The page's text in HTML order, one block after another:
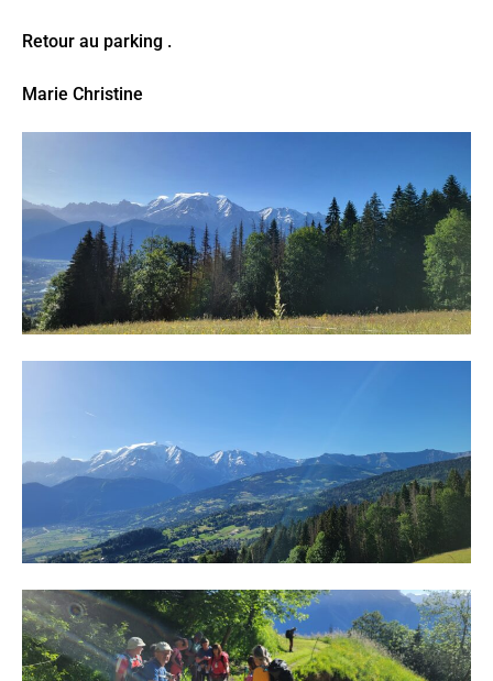
Retour au parking .
Marie Christine